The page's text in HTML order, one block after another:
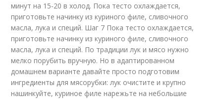
минут на 15-20 в холод. Пока тесто охлаждается,
приготовьте начинку из куриного филе, сливочного
масла, лука и специй. Шаг 7 Пока тесто охлаждается,
приготовьте начинку из куриного филе, сливочного
масла, лука и специй. По традиции лук и мясо нужно
мелко порубить вручную. Но в адаптированном
домашнем варианте давайте просто подготовим
ингредиенты для мясорубки: лук очистите и крупно
нашинкуйте, куриное филе нарежьте на небольшие